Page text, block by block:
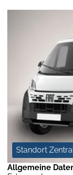
Standort
Allgemeine